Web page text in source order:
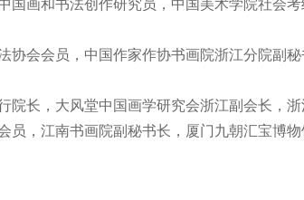
国画和书法创作研究员，中国美术学院社会
协会会员，中国作家作协书画院浙江分院副
院长，大风堂中国画学研究会浙江副会长，
员，江南书画院副秘书长，厦门九朝汇宝博